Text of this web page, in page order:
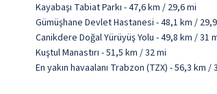
Kayabaşı Tabiat Parkı - 47,6 km / 29,6 mi
Gümüşhane Devlet Hastanesi - 48,1 km /
Canikdere Doğal Yürüyüş Yolu - 49,8 km / 31
Kuştul Manastırı - 51,5 km / 32 mi
En yakın havaalanı Trabzon (TZX) - 56,3 km /